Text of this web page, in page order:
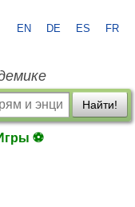
EN DE ES FR
Найти!
⚽